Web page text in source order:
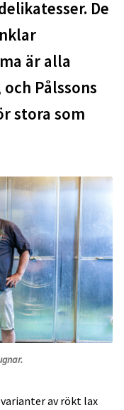
De
är alla
Pålssons
stora som
av rökt lax